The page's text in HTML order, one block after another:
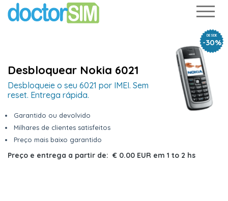
DESDE
-30%
Desbloquear Nokia 6021
Desbloqueie o seu 6021 por IMEI. Sem
reset. Entrega rápida.
Garantido ou devolvido
Milhares de clientes satisfeitos
Preço mais baixo garantido
Preço e entrega a partir de: € 0.00 EUR em 1 to 2 hs